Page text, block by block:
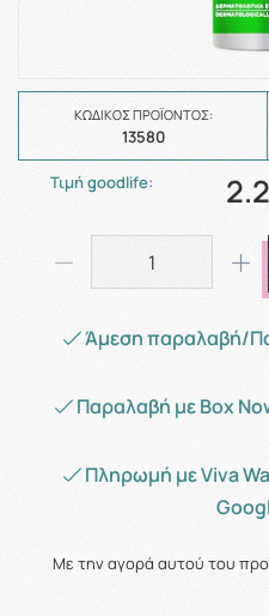
ΚΩΔΙΚΌΣ ΠΡΟΪΌΝΤΟΣ:
13580
Τιμή goodlife:
Άμεση παραλαβή/
Παραλαβή με Box
Πληρωμή με Viva
Με την αγορά αυτού του